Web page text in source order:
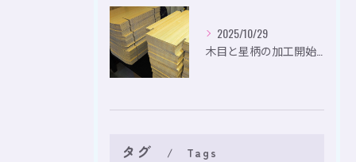
2025/10/29
タグ Tags